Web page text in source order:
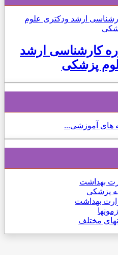
کارشناسی ارشد
پزشکی
های آموزشی...
بهداشت
پزشکی
بهداشت
مختلف